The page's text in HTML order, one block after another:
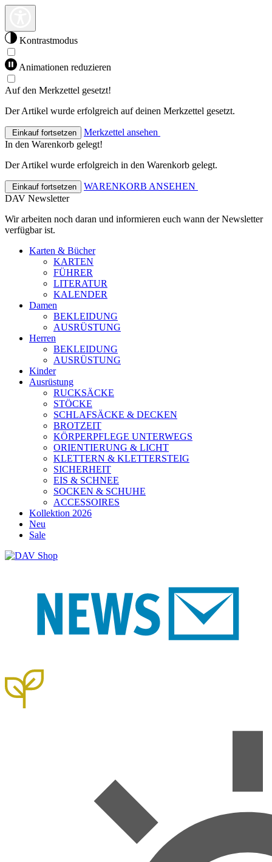
Kontrastmodus
Animationen reduzieren
Auf den Merkzettel gesetzt!
Der Artikel wurde erfolgreich auf deinen Merkzettel gesetzt.
Einkauf fortsetzen
Merkzettel ansehen
In den Warenkorb gelegt!
Der Artikel wurde erfolgreich in den Warenkorb gelegt.
Einkauf fortsetzen
WARENKORB ANSEHEN
DAV Newsletter
Wir arbeiten noch daran und informieren euch wann der Newsletter
verfügbar ist.
Karten & Bücher
KARTEN
FÜHRER
LITERATUR
KALENDER
Damen
BEKLEIDUNG
AUSRÜSTUNG
Herren
BEKLEIDUNG
AUSRÜSTUNG
Kinder
Ausrüstung
RUCKSÄCKE
STÖCKE
SCHLAFSÄCKE & DECKEN
BROTZEIT
KÖRPERPFLEGE UNTERWEGS
ORIENTIERUNG & LICHT
KLETTERN & KLETTERSTEIG
SICHERHEIT
EIS & SCHNEE
SOCKEN & SCHUHE
ACCESSOIRES
Kollektion 2026
Neu
Sale